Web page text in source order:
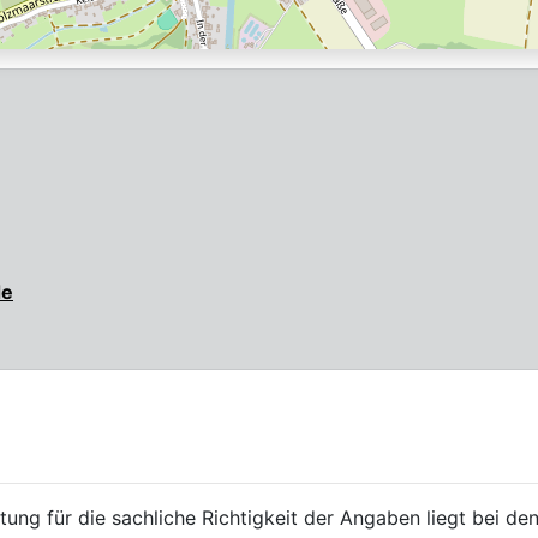
für die sachliche Richtigkeit der Angaben liegt bei